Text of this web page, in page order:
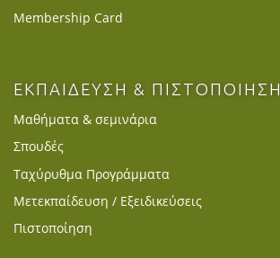
Membership Card
ΕΚΠΑΙΔΕΥΣΗ & ΠΙΣΤΟΠΟΙΗΣΗ
Μαθήματα & σεμινάρια
Σπουδές
Ταχύρυθμα Προγράμματα
Μετεκπαίδευση / Εξειδικεύσεις
Πιστοποίηση